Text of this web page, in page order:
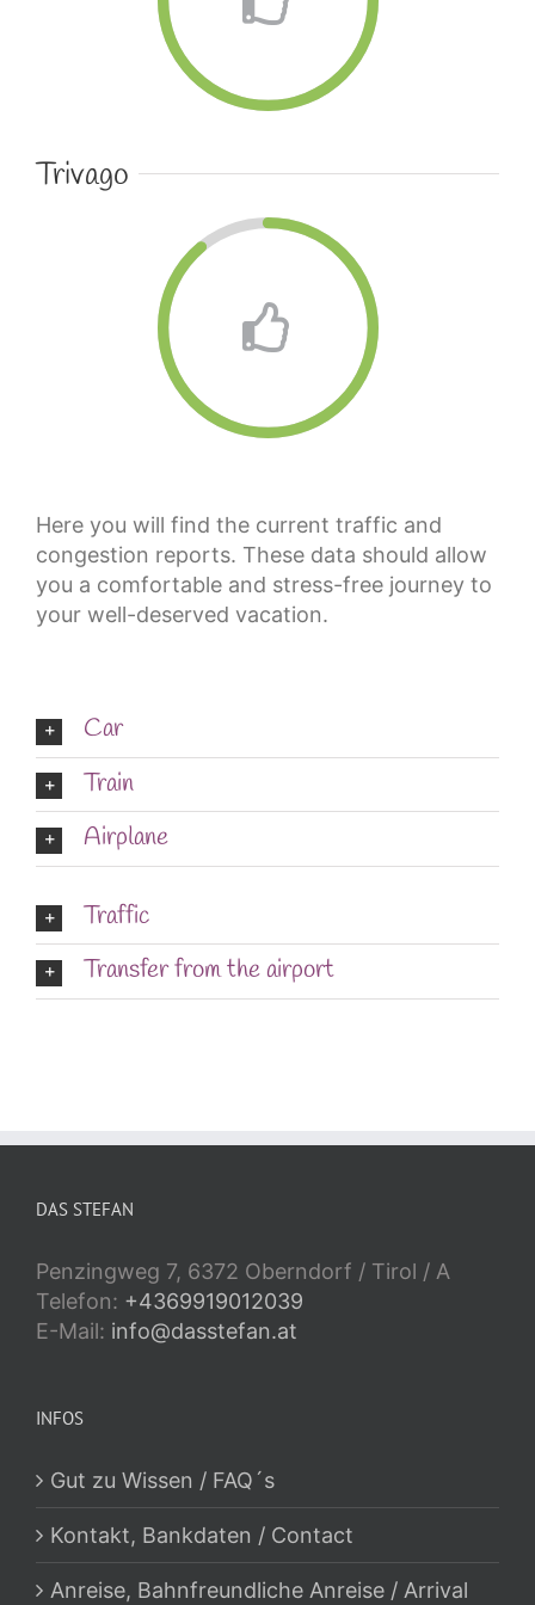
Trivago
Here you will find the current traffic and
congestion reports. These data should allow
you a comfortable and stress-free journey to
your well-deserved vacation.
Car
Train
Airplane
Traffic
Transfer from the airport
DAS STEFAN
Penzingweg 7, 6372 Oberndorf / Tirol / A
Telefon: +4369919012039
E-Mail: info@dasstefan.at
INFOS
Gut zu Wissen / FAQ´s
Kontakt, Bankdaten / Contact
Anreise, Bahnfreundliche Anreise / Arrival